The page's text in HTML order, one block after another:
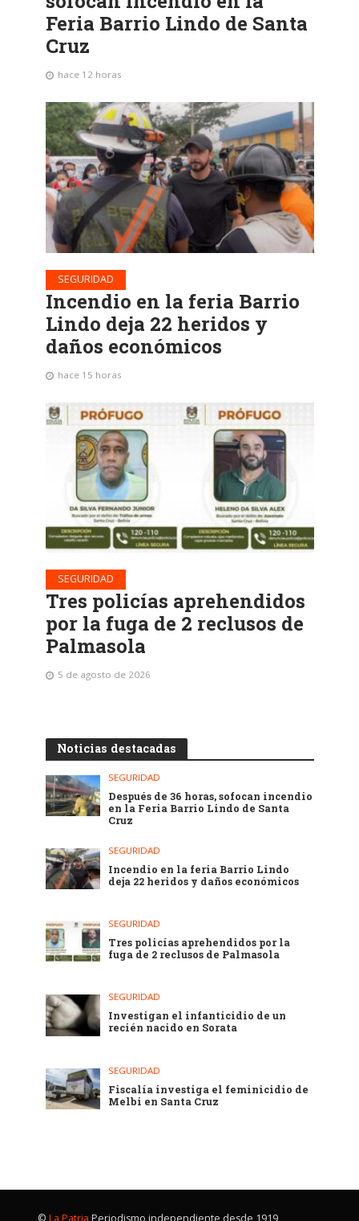
Feria Barrio Lindo de Santa
Cruz
hace 12 horas
SEGURIDAD
Incendio en la feria Barrio
Lindo deja 22 heridos y
daños económicos
hace 15 horas
SEGURIDAD
Tres policías aprehendidos
por la fuga de 2 reclusos de
Palmasola
5 de agosto de 2026
Noticias destacadas
SEGURIDAD
Después de 36 horas, sofocan incendio
en la Feria Barrio Lindo de Santa
Cruz
SEGURIDAD
Incendio en la feria Barrio Lindo
deja 22 heridos y daños económicos
SEGURIDAD
Tres policías aprehendidos por la
fuga de 2 reclusos de Palmasola
SEGURIDAD
Investigan el infanticidio de un
recién nacido en Sorata
SEGURIDAD
Fiscalía investiga el feminicidio de
Melbi en Santa Cruz